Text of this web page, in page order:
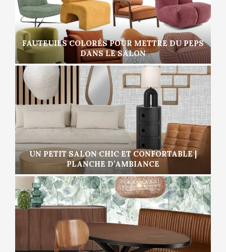
FAUTEUILS COLORÉS POUR METTRE DU PEPS
DANS LE SALON
UN PETIT SALON CHIC ET CONFORTABLE |
PLANCHE D’AMBIANCE